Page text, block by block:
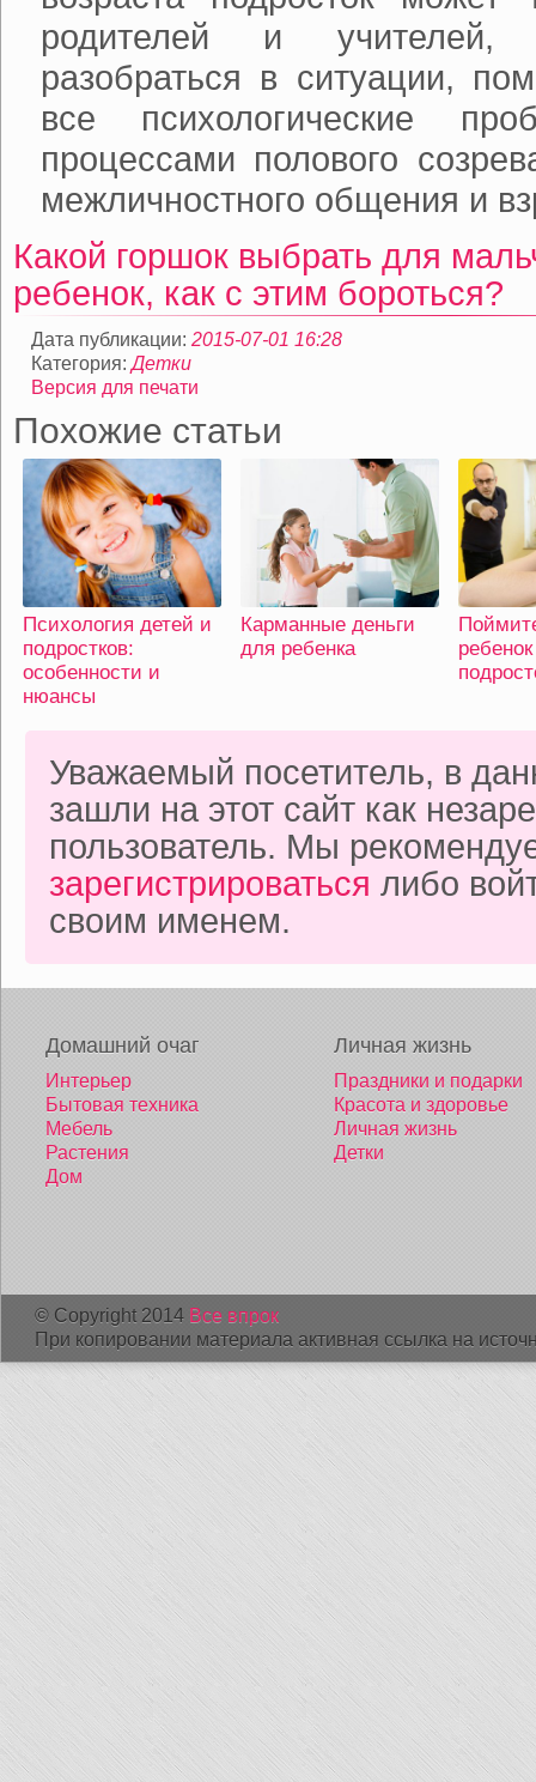
родителей и учителей,
разобраться в ситуации,
все психологические
процессами полового
межличностного общения и
Какой горшок выбрать для
ребенок, как с этим бороться?
Дата публикации: 2015-07-01 16:28
Категория:Детки
Версия для печати
Похожие статьи
Психология детей и
подростков:
особенности и
нюансы
Карманные деньги
для ребенка
Уважаемый посетитель, в
зашли на этот сайт как
пользователь. Мы
зарегистрироваться либо
своим именем.
Домашний очаг
Интерьер
Бытовая техника
Мебель
Растения
Дом
Личная жизнь
Праздники и подарки
Красота и здоровье
Личная жизнь
Детки
© Copyright 2014 Все впрок
При копировании материала активная ссылка на